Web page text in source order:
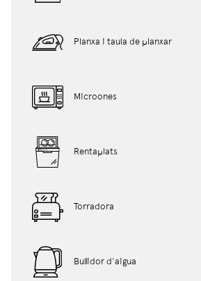
Planxa i taula de planxar
Microones
Rentaplats
Torradora
Bullidor d'aigua